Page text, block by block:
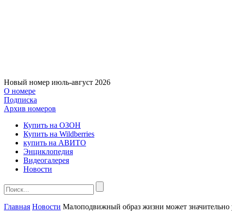
Новый номер июль-август 2026
О номере
Подписка
Архив номеров
Купить на ОЗОН
Купить на Wildberries
купить на АВИТО
Энциклопедия
Видеогалерея
Новости
Главная Новости Малоподвижный образ жизни может значительно